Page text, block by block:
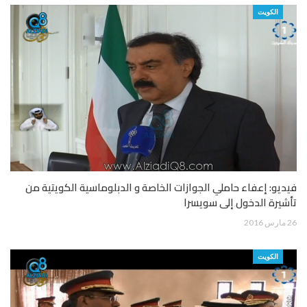
الكويت
فيديو: إعفاء حاملي الجوازات الخاصة و الدبلوماسية الكويتية من
تأشيرة الدخول إلى سويسرا
26 مارس 2016
الكويت